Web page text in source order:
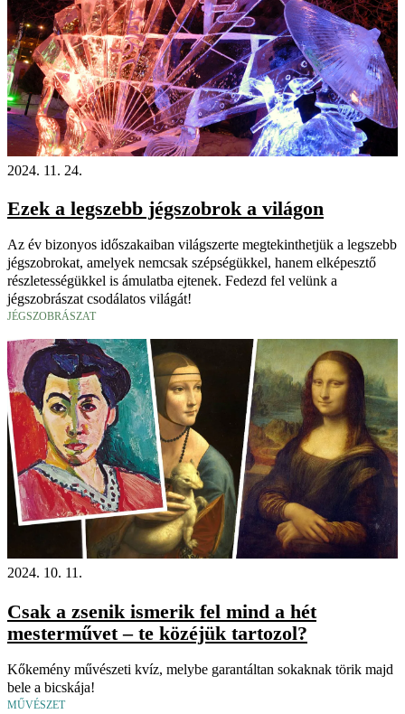
2024. 11. 24.
Ezek a legszebb jégszobrok a világon
Az év bizonyos időszakaiban világszerte megtekinthetjük a legszebb
jégszobrokat, amelyek nemcsak szépségükkel, hanem elképesztő
részletességükkel is ámulatba ejtenek. Fedezd fel velünk a
jégszobrászat csodálatos világát!
JÉGSZOBRÁSZAT
2024. 10. 11.
Csak a zsenik ismerik fel mind a hét
mesterművet – te közéjük tartozol?
Kőkemény művészeti kvíz, melybe garantáltan sokaknak törik majd
bele a bicskája!
MŰVÉSZET